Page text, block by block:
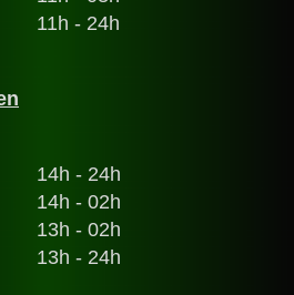
11h - 24h
14h - 24h
14h - 02h
13h - 02h
13h - 24h